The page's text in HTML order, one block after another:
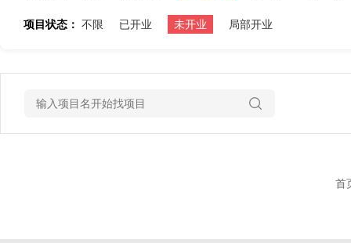
项目状态： 不限 已开业 未开业 局部开业
首